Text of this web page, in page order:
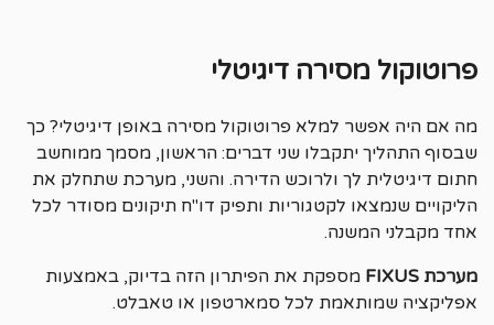
פרוטוקול מסירה דיגיטלי
מה אם היה אפשר למלא פרוטוקול מסירה באופן דיגיטלי? כך
שבסוף התהליך יתקבלו שני דברים: הראשון, מסמך ממוחשב
חתום דיגיטלית לך ולרוכש הדירה. והשני, מערכת שתחלק את
הליקויים שנמצאו לקטגוריות ותפיק דו"ח תיקונים מסודר לכל
אחד מקבלני המשנה.
מערכת FIXUS
מספקת את הפיתרון הזה בדיוק, באמצעות
אפליקציה שמותאמת לכל סמארטפון או טאבלט.